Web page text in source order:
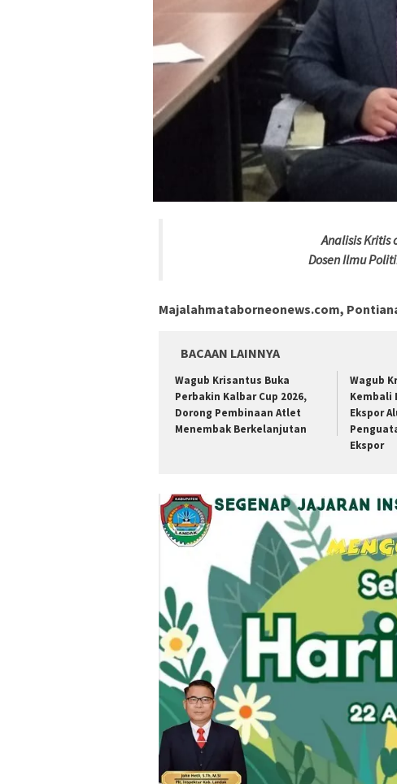
Analisis Kritis
Dosen Ilmu
Majalahmataborneonews.com,
BACAAN LAINNYA
Wagub Krisantus Buka
Perbakin Kalbar Cup 2026,
Dorong Pembinaan Atlet
Menembak Berkelanjutan
Wagub
Kembali
Ekspor
Ekspor